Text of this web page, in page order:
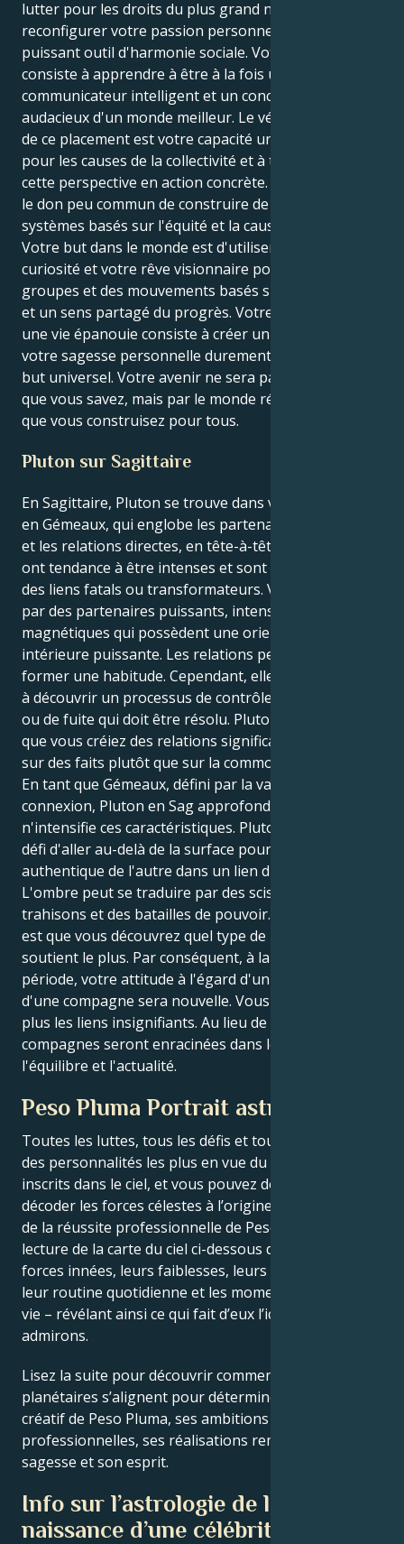
lutter pour les droits du plus grand nombre et de
reconfigurer votre passion personnelle en un
puissant outil d'harmonie sociale. Votre tâche
consiste à apprendre à être à la fois un
communicateur intelligent et un concepteur
audacieux d'un monde meilleur. Le véritable pouvoir
de ce placement est votre capacité unique à parler
pour les causes de la collectivité et à transformer
cette perspective en action concrète. Vous possédez
le don peu commun de construire de nouveaux
systèmes basés sur l'équité et la cause commune.
Votre but dans le monde est d'utiliser votre immense
curiosité et votre rêve visionnaire pour créer des
groupes et des mouvements basés sur l'innovation
et un sens partagé du progrès. Votre chemin vers
une vie épanouie consiste à créer un pont entre
votre sagesse personnelle durement acquise et le
but universel. Votre avenir ne sera pas défini par ce
que vous savez, mais par le monde réel et humain
que vous construisez pour tous.
Pluton sur Sagittaire
En Sagittaire, Pluton se trouve dans votre 7e maison,
en Gémeaux, qui englobe les partenariats, le mariage
et les relations directes, en tête-à-tête. Vos relations
ont tendance à être intenses et sont souvent dues à
des liens fatals ou transformateurs. Vous êtes attiré
par des partenaires puissants, intenses et
magnétiques qui possèdent une orientation
intérieure puissante. Les relations peuvent sembler
former une habitude. Cependant, elles vous aideront
à découvrir un processus de contrôle, de dépendance
ou de fuite qui doit être résolu. Pluton insiste pour
que vous créiez des relations significatives basées
sur des faits plutôt que sur la commodité ou l'illusion.
En tant que Gémeaux, défini par la variété et la
connexion, Pluton en Sag approfondit plutôt qu'il
n'intensifie ces caractéristiques. Pluton vous met au
défi d'aller au-delà de la surface pour trouver le cœur
authentique de l'autre dans un lien droit et féroce.
L'ombre peut se traduire par des scissions, des
trahisons et des batailles de pouvoir. Mais la vérité
est que vous découvrez quel type de lien vous
soutient le plus. Par conséquent, à la fin de la
période, votre attitude à l'égard d'un compagnon ou
d'une compagne sera nouvelle. Vous ne supporterez
plus les liens insignifiants. Au lieu de cela, vos
compagnes seront enracinées dans les faits,
l'équilibre et l'actualité.
Peso Pluma Portrait astrologique
Toutes les luttes, tous les défis et tous les triomphes
des personnalités les plus en vue du monde sont
inscrits dans le ciel, et vous pouvez désormais
décoder les forces célestes à l’origine du charme et
de la réussite professionnelle de Peso Pluma. La
lecture de la carte du ciel ci-dessous décrit leurs
forces innées, leurs faiblesses, leurs vulnérabilités,
leur routine quotidienne et les moments clés de leur
vie – révélant ainsi ce qui fait d’eux l’icône que nous
admirons.
Lisez la suite pour découvrir comment les forces
planétaires s’alignent pour déterminer le génie
créatif de Peso Pluma, ses ambitions
professionnelles, ses réalisations remarquables, sa
sagesse et son esprit.
Info sur l’astrologie de la
naissance d’une célébrité